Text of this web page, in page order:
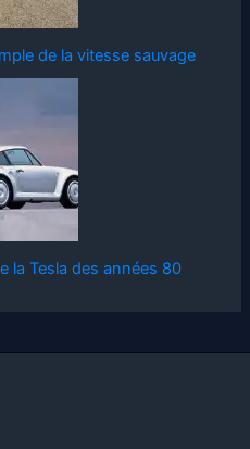
de la vitesse sauvage
la Tesla des années 80